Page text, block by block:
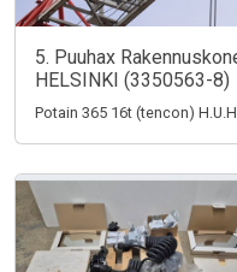
5. Puuhax
HELSINKI (3350563-8)
Potain 365 16t (tencon)